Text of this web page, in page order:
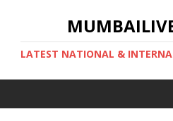
LATEST NATIONAL &